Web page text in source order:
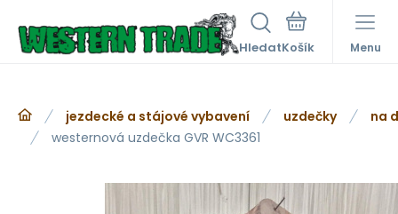
Hledat Menu
jezdecké a stájové vybavení uzdečky
na
westernová uzdečka GVR WC3361